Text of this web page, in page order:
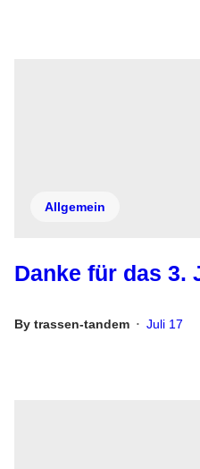
Allgemein
Danke für das 3.
By trassen-tandem • Juli 17